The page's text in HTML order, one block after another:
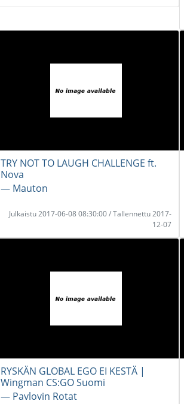
TRY NOT TO LAUGH CHALLENGE ft.
Nova
― Mauton
Julkaistu 2017-06-08 08:30:00 / Tallennettu 2017-
12-07
RYSKÄN GLOBAL EGO EI KESTÄ |
Wingman CS:GO Suomi
― Pavlovin Rotat